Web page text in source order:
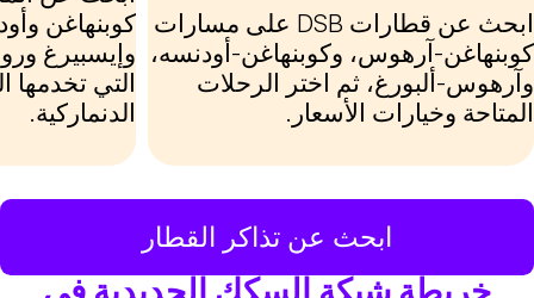
ابحث عن قطارات DSB على مسارات
آرهوس، وكوبنهاغن-أودنسه،
ألبورغ، ثم اختر الرحلات
وخيارات الأسعار.
كوبنهاغن
وإيسبيرغ
التي تخدمها
الدنماركية.
ابحث عن تذاكر القطار